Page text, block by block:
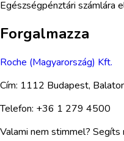
Egészségpénztári számlára
Forgalmazza
Roche (Magyarország) Kft.
Cím: 1112 Budapest,
Telefon: +36 1 279 4500
Valami nem stimmel? Segíts